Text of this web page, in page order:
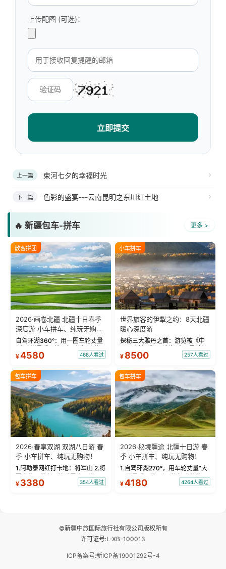
上传配图 (可选)：
立即提交
上一篇 束河七夕的幸福时光
下一篇 色彩的盛宴---云南昆明之东川红土地
🔥 新疆包车-拼车 更多 >
散客拼团
2026·画卷北疆 北疆十日春季
深度游 小车拼车、纯玩无购
物！
自驾环湖360°：用一圈车轮丈量
“大西洋最后一滴眼泪”的极致蔚
蓝。 赛湖旅拍：甄选多款风格服
绝美瞬间。 赛湖坦克300跟车视
频：专业摄影师...
¥4580 468人看过
小车拼车
世界旅客的伊犁之约：8天北疆
暖心深度游
探秘三大雅丹之首：游览被《中
国国家地理》评选为“中国最美的
三大雅丹”第一名的克拉玛依魔鬼
瓦人最大村落——禾木村，欣赏
晨雾与小木...
¥ 8500 257人看过
包车拼车
2026·春享双湖 双湖八日游 春
季 小车拼车、纯玩无购物！
1.阿勒泰网红打卡地：将军山 2.将
军山落日缆车，体验雪都风光 3.
将军山，夕阳派对，蹦迪party 4.
¥ 3380 354人看过
包车拼车
2026·秘境疆途 北疆十日游 春
季 小车拼车、纯玩无购物！
1.自驾环湖270°，用车轮丈量“大
西洋最后一滴眼泪”的极致蔚蓝，
让雪山、花海与深邃湖水在转弯
¥4180 4264人看过
©新疆中旅国际旅行社有限公司版权所有
许可证号:L-XB-100013
ICP备案号:新ICP备19001292号-4